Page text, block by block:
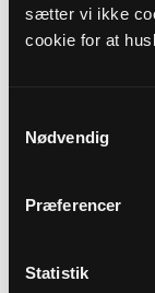
sætter vi ikke
cookie for at
Nødvendig
Præferencer
Statistik